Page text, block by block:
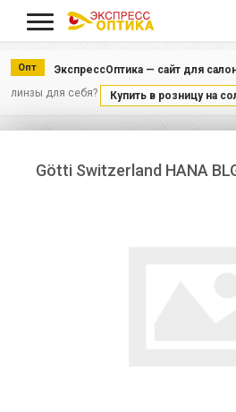
Опт ЭкспрессОптика — сайт для
линзы для себя?
Купить в розницу на
Götti Switzerland HANA